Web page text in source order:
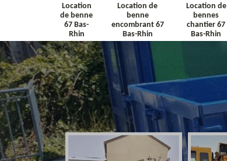
Location
de benne
67 Bas-
Rhin
Location de
benne
encombrant 67
Bas-Rhin
Location de
bennes
chantier 67
Bas-Rhin